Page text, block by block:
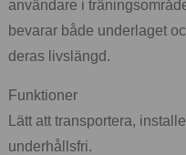
användare i
bevarar både underlaget
deras livslängd.
Funktioner
Lätt att transportera,
underhållsfri.